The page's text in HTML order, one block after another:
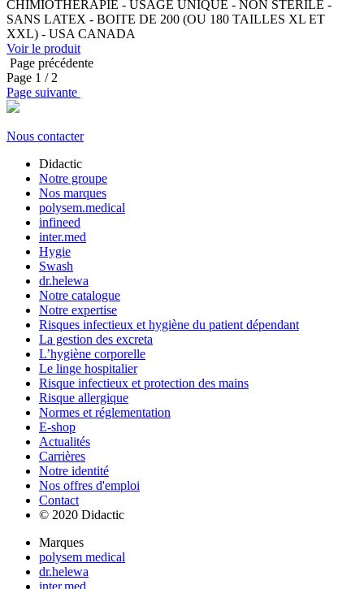
CHIMIOTHÉRAPIE - USAGE UNIQUE - NON STERILE -
SANS LATEX - BOITE DE 200 (OU 180 TAILLES XL ET
XXL) - USA CANADA
Voir le produit
Page précédente
Page 1 / 2
Page suivante
Nous contacter
Didactic
Notre groupe
Nos marques
polysem.medical
infineed
inter.med
Hygie
Swash
dr.helewa
Notre catalogue
Notre expertise
Risques infectieux et hygiène du patient dépendant
La gestion des excreta
L’hygiène corporelle
Le linge hospitalier
Risque infectieux et protection des mains
Risque allergique
Normes et réglementation
E-shop
Actualités
Carrières
Notre identité
Nos offres d'emploi
Contact
© 2020 Didactic
Marques
polysem medical
dr.helewa
inter.med